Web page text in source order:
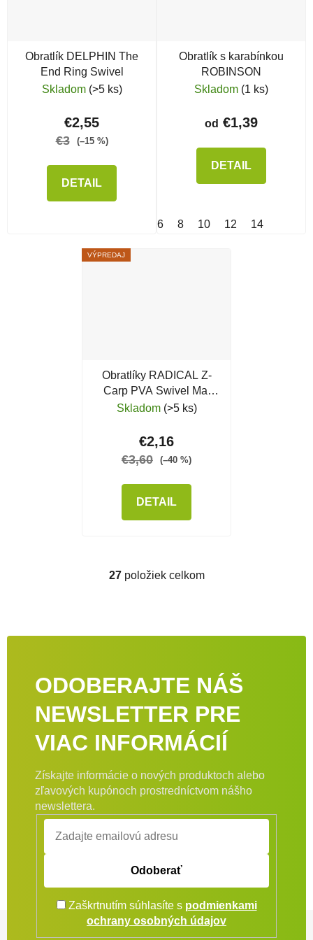
Obratlík DELPHIN The
End Ring Swivel
Skladom (>5 ks)
€2,55
€3 (–15 %)
DETAIL
Obratlík s karabínkou
ROBINSON
Skladom (1 ks)
od €1,39
DETAIL
6 8 10 12 14
VÝPREDAJ
Obratlíky RADICAL Z-
Carp PVA Swivel Mat
Black
Skladom (>5 ks)
€2,16
€3,60 (–40 %)
DETAIL
Ovládacie prvky výpisu
27položiek celkom
ODOBERAJTE NÁŠ
NEWSLETTER PRE
VIAC INFORMÁCIÍ
Získajte informácie o nových produktoch alebo
zľavových kupónoch prostredníctvom nášho
newslettera.
Odoberať
Zaškrtnutím súhlasíte s podmienkami
ochrany osobných údajov